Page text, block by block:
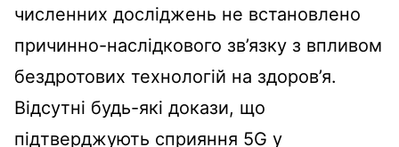
численних досліджень не встановлено
причинно-наслідкового зв’язку з впливом
бездротових технологій на здоров’я.
Відсутні будь-які докази, що
підтверджують сприяння 5G у